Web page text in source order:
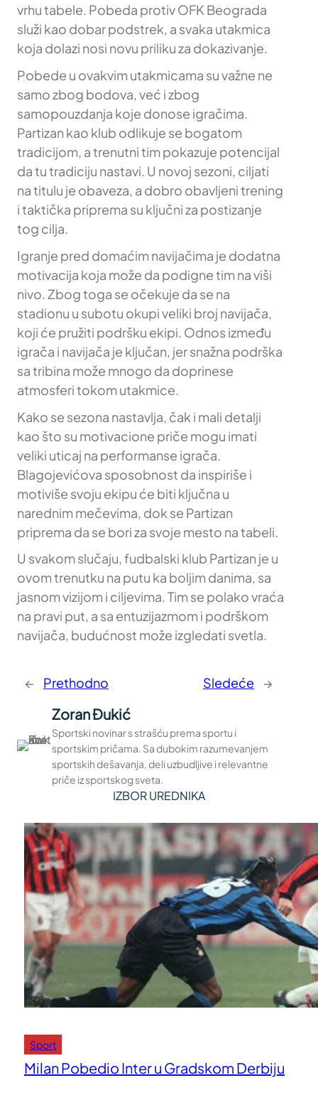
vrhu tabele. Pobeda protiv OFK Beograda
služi kao dobar podstrek, a svaka utakmica
koja dolazi nosi novu priliku za dokazivanje.
Pobede u ovakvim utakmicama su važne ne
samo zbog bodova, već i zbog
samopouzdanja koje donose igračima.
Partizan kao klub odlikuje se bogatom
tradicijom, a trenutni tim pokazuje potencijal
da tu tradiciju nastavi. U novoj sezoni, ciljati
na titulu je obaveza, a dobro obavljeni trening
i taktička priprema su ključni za postizanje
tog cilja.
Igranje pred domaćim navijačima je dodatna
motivacija koja može da podigne tim na viši
nivo. Zbog toga se očekuje da se na
stadionu u subotu okupi veliki broj navijača,
koji će pružiti podršku ekipi. Odnos između
igrača i navijača je ključan, jer snažna podrška
sa tribina može mnogo da doprinese
atmosferi tokom utakmice.
Kako se sezona nastavlja, čak i mali detalji
kao što su motivacione priče mogu imati
veliki uticaj na performanse igrača.
Blagojevićova sposobnost da inspiriše i
motiviše svoju ekipu će biti ključna u
narednim mečevima, dok se Partizan
priprema da se bori za svoje mesto na tabeli.
U svakom slučaju, fudbalski klub Partizan je u
ovom trenutku na putu ka boljim danima, sa
jasnom vizijom i ciljevima. Tim se polako vraća
na pravi put, a sa entuzijazmom i podrškom
navijača, budućnost može izgledati svetla.
← Prethodno Sledeće →
Zoran Đukić
Sportski novinar s strašću prema sportu i
sportskim pričama. Sa dubokim razumevanjem
sportskih dešavanja, deli uzbudljive i relevantne
priče iz sportskog sveta.
IZBOR UREDNIKA
Sport
Milan Pobedio Inter u Gradskom Derbiju